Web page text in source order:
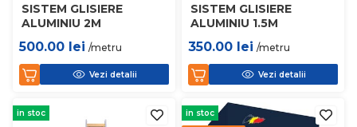
SISTEM GLISIERE
ALUMINIU 2M
500.00 lei /metru
Vezi detalii
SISTEM GLISIERE
ALUMINIU 1.5M
350.00 lei /metru
Vezi detalii
in stoc in stoc